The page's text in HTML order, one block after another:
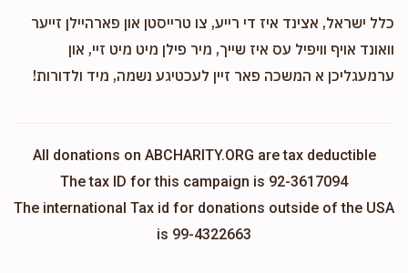
כלל ישראל, אצינד איז די רייע, צו טרייסטן און פארהיילן זייער
וואונד אויף וויפיל עס איז שייך, מיר פילן מיט מיט זיי, און
ערמעגליכן א המשכה פאר זיין לעכטיגע נשמה, מיד ולדורות!
All donations on ABCHARITY.ORG are tax deductible
The tax ID for this campaign is 92-3617094
The international Tax id for donations outside of the USA
is 99-4322663